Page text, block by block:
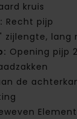
kruis
Recht pijp
zijlengte, lang
Opening pijp
de